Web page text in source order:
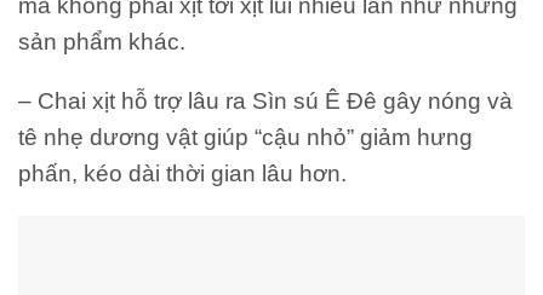
mà không phải xịt tới xịt lui nhiều lần như những
sản phẩm khác.
– Chai xịt hỗ trợ lâu ra Sìn sú Ê Đê gây nóng và
tê nhẹ dương vật giúp “cậu nhỏ” giảm hưng
phấn, kéo dài thời gian lâu hơn.